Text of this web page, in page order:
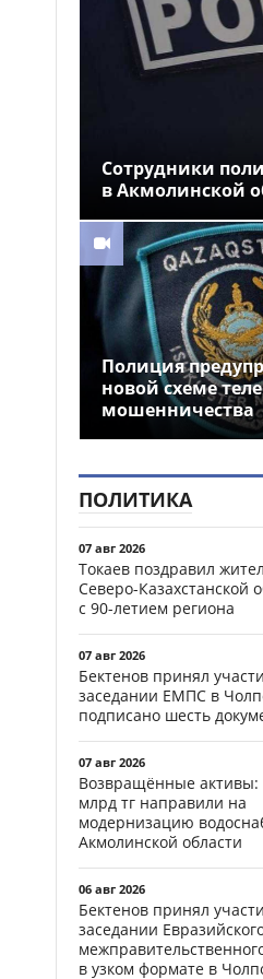
Разработку проекта
Плана по автоматизации
08:51
«Закон и порядок»:
защититься от
Comic Con Astana 2026
08:30
Более 100 объектов
планируется построить в
Алматинской области в
Сотрудники
в Акмолинской
Полиция
новой схеме
мошенничества
ПОЛИТИКА
07 авг 2026
Токаев поздравил
Северо-Казахстанской
с 90-летием региона
07 авг 2026
Бектенов принял
заседании ЕМПС в
подписано шесть
07 авг 2026
Возвращённые активы:
млрд тг направили на
модернизацию
Акмолинской области
06 авг 2026
Бектенов принял
заседании
в узком формате в